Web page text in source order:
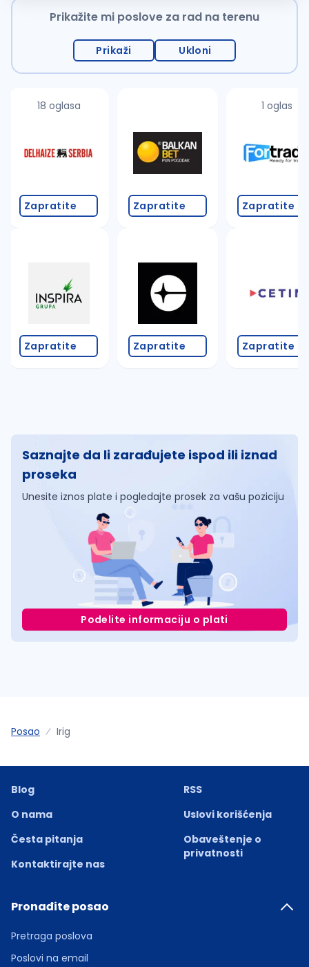
Prikažite mi poslove za rad na terenu
Prikaži Ukloni
18 oglasa
Zapratite
Zapratite
Zapratite
Zapratite
1 oglas
Zapratite
Zapratite
Saznajte da li zarađujete ispod ili iznad
proseka
Unesite iznos plate i pogledajte prosek za vašu poziciju
Podelite informaciju o plati
Posao Irig
Blog
O nama
Česta pitanja
Kontaktirajte nas
RSS
Uslovi korišćenja
Obaveštenje o
privatnosti
Pronađite posao
Pretraga poslova
Poslovi na email